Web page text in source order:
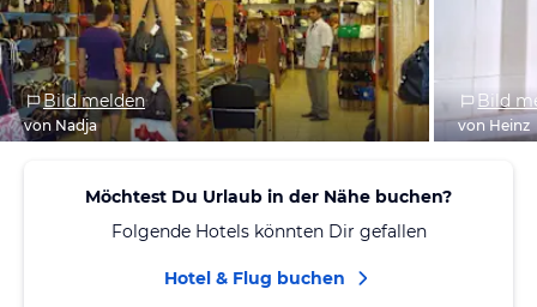
Bild melden
von Nadja
Bild
von Heinz
Möchtest Du Urlaub in der Nähe buchen?
Folgende Hotels könnten Dir gefallen
Hotel & Flug buchen